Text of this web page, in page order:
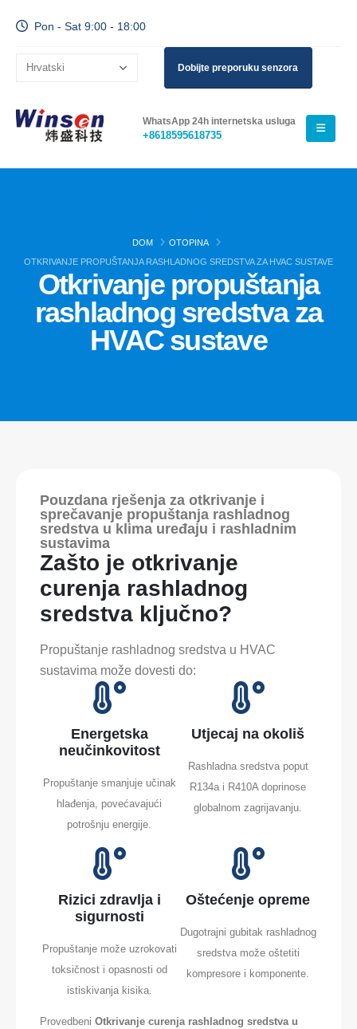
Pon - Sat 9:00 - 18:00
Dobijte preporuku senzora
WhatsApp 24h internetska usluga
+8618595618735
DOM
OTOPINA
OTKRIVANJE PROPUŠTANJA RASHLADNOG SREDSTVA ZA HVAC SUSTAVE
Otkrivanje propuštanja
rashladnog sredstva za
HVAC sustave
Pouzdana rješenja za otkrivanje i
sprečavanje propuštanja rashladnog
sredstva u klima uređaju i rashladnim
sustavima
Zašto je otkrivanje
curenja rashladnog
sredstva ključno?
Propuštanje rashladnog sredstva u HVAC
sustavima može dovesti do:
Energetska
neučinkovitost
Propuštanje smanjuje učinak
hlađenja, povećavajući
potrošnju energije.
Utjecaj na okoliš
Rashladna sredstva poput
R134a i R410A doprinose
globalnom zagrijavanju.
Rizici zdravlja i
sigurnosti
Propuštanje može uzrokovati
toksičnost i opasnosti od
istiskivanja kisika.
Oštećenje opreme
Dugotrajni gubitak rashladnog
sredstva može oštetiti
kompresore i komponente.
Provedbeni Otkrivanje curenja rashladnog sredstva u